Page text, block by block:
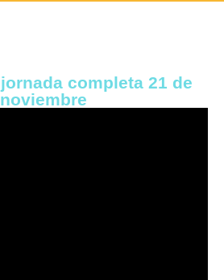
completa 21 de
noviembre